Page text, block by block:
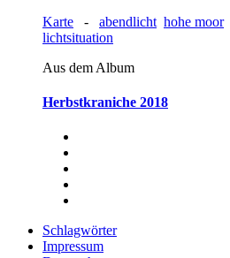
Karte - abendlicht hohe moor
lichtsituation
Aus dem Album
Herbstkraniche 2018
Schlagwörter
Impressum